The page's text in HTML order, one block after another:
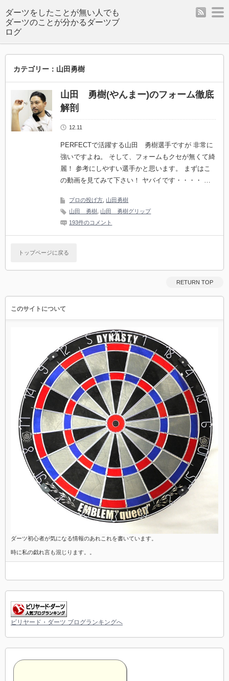
ダーツをしたことが無い人でも
ダーツのことが分かるダーツブ
ログ
rss
カテゴリー：山田勇樹
山田 勇樹(やんまー)のフォーム徹底
解剖
12.11
PERFECTで活躍する山田 勇樹選手ですが 非常に
強いですよね。 そして、フォームもクセが無くて綺
麗！ 参考にしやすい選手かと思います。 まずはこ
の動画を見てみて下さい！ ヤバイです・・・・ …
プロの投げ方 山田勇樹
山田 勇樹 山田 勇樹グリップ
193件のコメント
トップページに戻る
RETURN TOP
このサイトについて
ダーツ初心者が気になる情報のあれこれを書いています。
時に私の戯れ言も混じります。。
ビリヤード・ダーツ ブログランキングへ